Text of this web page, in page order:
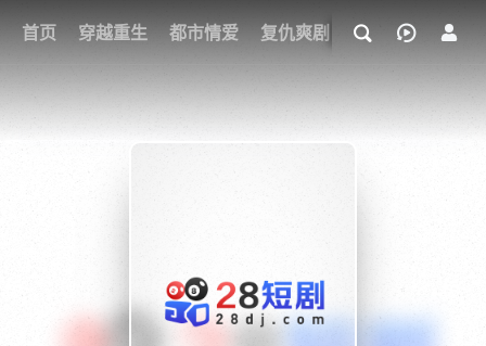
首页 穿越重生 都市情爱 复仇爽剧 玄幻武侠 奇幻
我的观影记录